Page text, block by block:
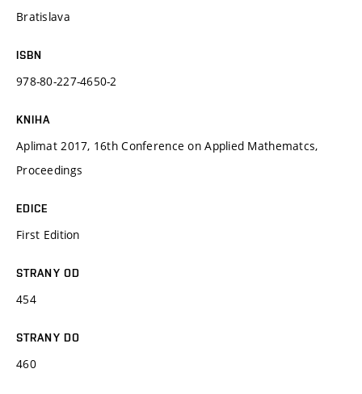
Bratislava
ISBN
978-80-227-4650-2
KNIHA
Aplimat 2017, 16th Conference on Applied Mathematcs,
Proceedings
EDICE
First Edition
STRANY OD
454
STRANY DO
460